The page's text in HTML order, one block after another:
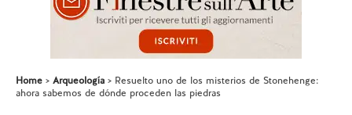
Home Arqueología
Resuelto uno de los misterios de Stonehenge:
ahora sabemos de dónde proceden las piedras